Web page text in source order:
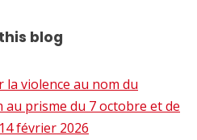
blog
la violence au nom du
au prisme du 7 octobre et de
février 2026